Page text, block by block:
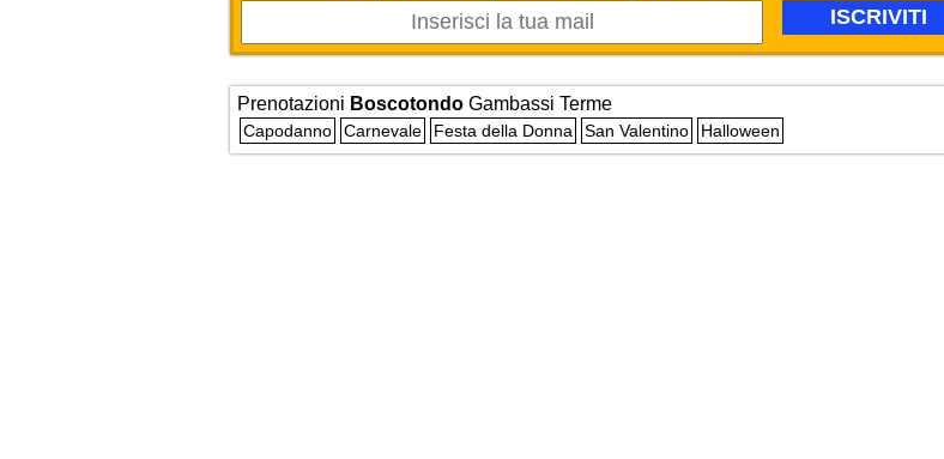
Prenotazioni Boscotondo Gambassi Terme
Capodanno Carnevale Festa della Donna San Valentino Halloween